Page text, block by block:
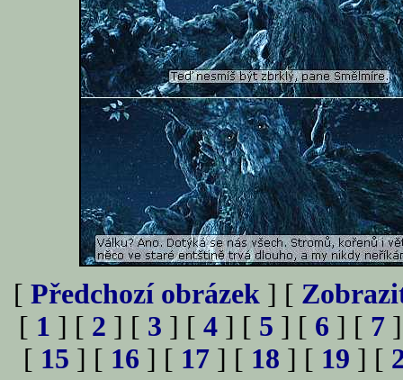
[ Předchozí obrázek ] [
[ 1 ] [ 2 ] [ 3 ] [ 4 ] [ 5 ] [ 6 ] [ 7
[ 15 ] [ 16 ] [ 17 ] [ 18 ] [ 19 ] [